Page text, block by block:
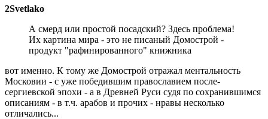
2Svetlako
А смерд или простой посадский? Здесь проблема!
Их картина мира - это не писаный Домострой -
продукт "рафинированного" книжника
вот именно. К тому же Домострой отражал ментальность
Московии - с уже победившим православием после-
сергиевской эпохи - а в Древней Руси судя по сохранившимся
описаниям - в т.ч. арабов и прочих - нравы несколько
отличались...